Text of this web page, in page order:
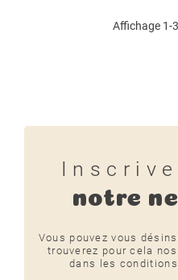
Affichage 1-
notre
Vous pouvez vous
trouverez pour cela
dans les